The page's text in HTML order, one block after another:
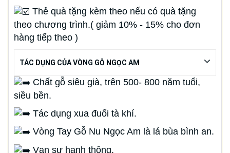
Thẻ quà tặng kèm theo nếu có quà tặng
theo chương trình.( giảm 10% - 15% cho đơn
hàng tiếp theo )
TÁC DỤNG CỦA VÒNG GỖ NGỌC AM
Chất gỗ siêu già, trên 500- 800 năm tuổi,
siều bền.
Tác dụng xua đuổi tà khí.
Vòng Tay Gỗ Nu Ngọc Am là lá bùa bình an.
Vạn sự hanh thông.